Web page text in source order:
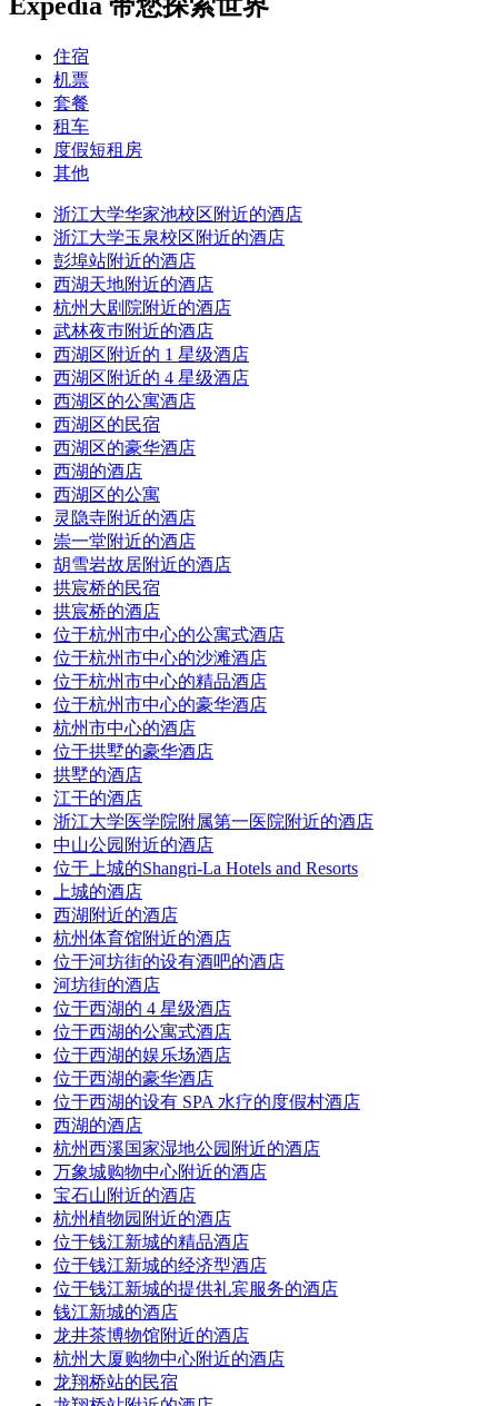
住宿
机票
套餐
租车
度假短租房
其他
浙江大学华家池校区附近的酒店
浙江大学玉泉校区附近的酒店
彭埠站附近的酒店
西湖天地附近的酒店
杭州大剧院附近的酒店
武林夜巿附近的酒店
西湖区附近的 1 星级酒店
西湖区附近的 4 星级酒店
西湖区的公寓酒店
西湖区的民宿
西湖区的豪华酒店
西湖的酒店
西湖区的公寓
灵隐寺附近的酒店
崇一堂附近的酒店
胡雪岩故居附近的酒店
拱宸桥的民宿
拱宸桥的酒店
位于杭州市中心的公寓式酒店
位于杭州市中心的沙滩酒店
位于杭州市中心的精品酒店
位于杭州市中心的豪华酒店
杭州市中心的酒店
位于拱墅的豪华酒店
拱墅的酒店
江干的酒店
浙江大学医学院附属第一医院附近的酒店
中山公园附近的酒店
位于上城的Shangri-La Hotels and Resorts
上城的酒店
西湖附近的酒店
杭州体育馆附近的酒店
位于河坊街的设有酒吧的酒店
河坊街的酒店
位于西湖的 4 星级酒店
位于西湖的公寓式酒店
位于西湖的娱乐场酒店
位于西湖的豪华酒店
位于西湖的设有 SPA 水疗的度假村酒店
西湖的酒店
杭州西溪国家湿地公园附近的酒店
万象城购物中心附近的酒店
宝石山附近的酒店
杭州植物园附近的酒店
位于钱江新城的精品酒店
位于钱江新城的经济型酒店
位于钱江新城的提供礼宾服务的酒店
钱江新城的酒店
龙井茶博物馆附近的酒店
杭州大厦购物中心附近的酒店
龙翔桥站的民宿